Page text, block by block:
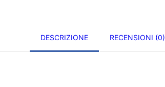
DESCRIZIONE RECENSIONI (0)